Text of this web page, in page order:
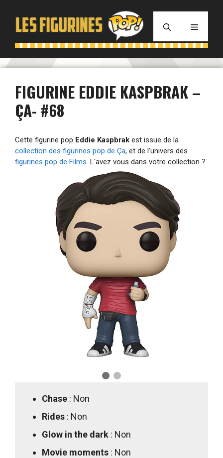
contenu
MENU
FIGURINE EDDIE KASPBRAK –
ÇA- #68
Cette figurine pop Eddie Kaspbrak est issue de la
collection des figurines pop de Ça, et de l'univers des
figurines pop de Films. L'avez vous dans votre collection ?
Chase : Non
Rides : Non
Glow in the dark : Non
Movie moments : Non